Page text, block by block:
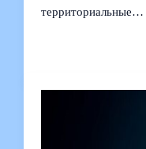
территориальные…